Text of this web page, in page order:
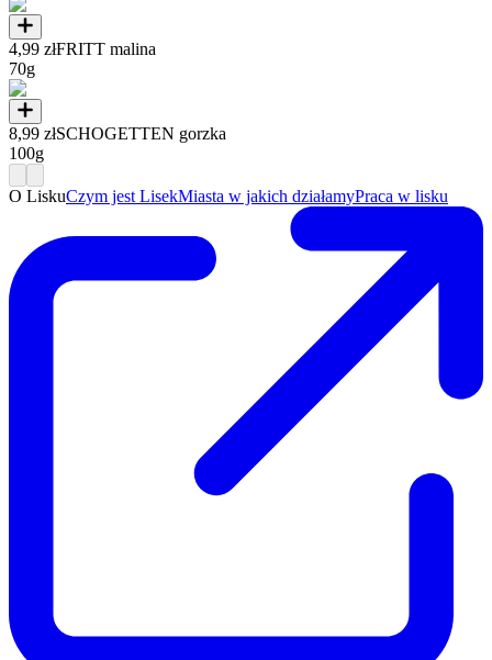
4,99 złFRITT malina
70g
8,99 złSCHOGETTEN gorzka
100g
O LiskuCzym jest LisekMiasta w jakich działamyPraca w lisku